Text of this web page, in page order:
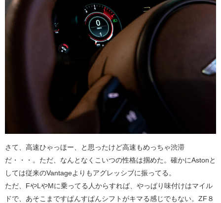
さて、高速ひゃっほー、と思ったけど高速もめっちゃ渋滞
だ・・・。ただ、なんとなくこいつの性格は掴めた。確かにAstonと
しては従来のVantageよりもアグレッシブに振ってる。
ただ、FやLやMに乗ってる人からすれば、やっぱり味付けはマイル
ドで、あそこまですぱんすぱんシフトがキマる感じでもない。ZF８